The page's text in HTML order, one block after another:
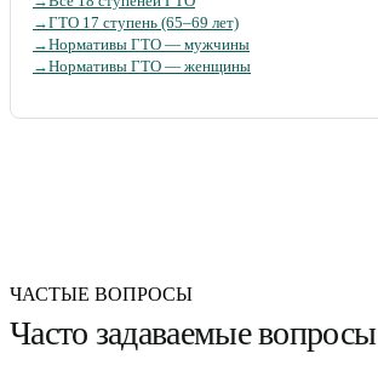
→ГТО 17 ступень (65–69 лет)
→Нормативы ГТО — мужчины
→Нормативы ГТО — женщины
ЧАСТЫЕ ВОПРОСЫ
Часто задаваемые вопросы